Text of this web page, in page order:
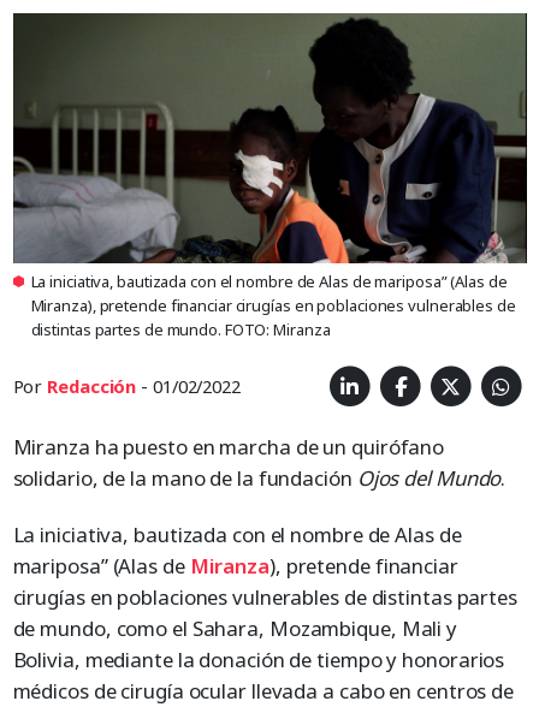
La iniciativa, bautizada con el nombre de Alas de mariposa” (Alas de
Miranza), pretende financiar cirugías en poblaciones vulnerables de
distintas partes de mundo. FOTO: Miranza
Por Redacción - 01/02/2022
Miranza ha puesto en marcha de un quirófano
solidario, de la mano de la fundación Ojos del Mundo.
La iniciativa, bautizada con el nombre de Alas de
mariposa” (Alas de Miranza), pretende financiar
cirugías en poblaciones vulnerables de distintas partes
de mundo, como el Sahara, Mozambique, Mali y
Bolivia, mediante la donación de tiempo y honorarios
médicos de cirugía ocular llevada a cabo en centros de